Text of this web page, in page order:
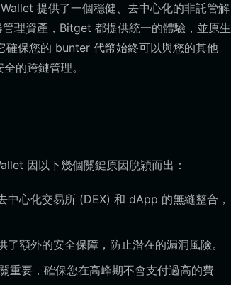
提供了一個穩健、去中心化的非託管解
理資產，Bitget 都提供統一的體驗，並原生
保您的 bunter 代幣始終可以與您的其他
的跨鏈管理。
因以下幾個關鍵原因脫穎而出：
心化交易所 (DEX) 和 dApp 的無縫整合，
額外的安全保障，防止潛在的漏洞風險。
重要，確保您在高峰期不會支付過高的費